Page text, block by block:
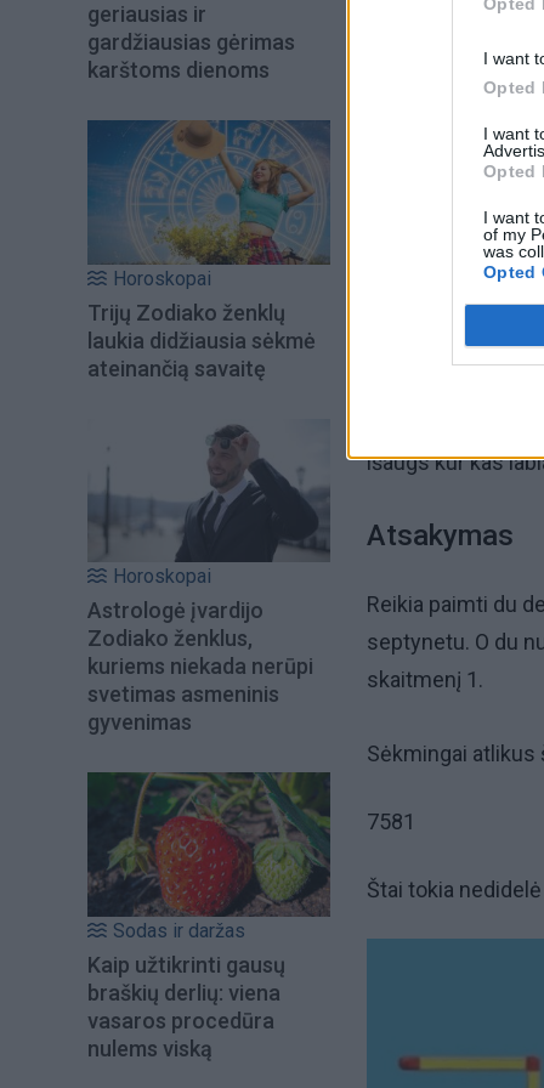
I want
Opted
I want
Opted
I want
of my
was
Opted
geriausias ir
gardžiausias gėrimas
karštoms dienoms
Horoskopai
Trijų Zodiako ženklų
laukia didžiausia sėkmė
ateinančią savaitę
Horoskopai
Astrologė įvardijo
Zodiako ženklus,
kuriems niekada nerūpi
svetimas asmeninis
gyvenimas
Sodas ir daržas
Kaip užtikrinti gausų
braškių derlių: viena
vasaros procedūra
nulems viską
Užuomina
Atkreipkite
išaugs kur kas
Atsakymas
Reikia paimti du
septynetu. O du
skaitmenį 1.
Sėkmingai atlikus
7581
Štai tokia